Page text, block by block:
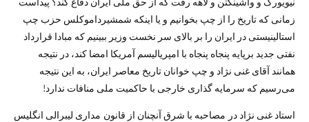
زمانی که تاریخ را از چپ بخوانیم و یا اینکه شمشیرداموکلس حزب چپ
استالینیستی در ایران را بر بالای سر نخست وزیر ببینیم که مبادا قرارداد
نفتی جدید برپایه پنجاه پنجاه با امپریالیسم آمریکا امضا کند، در نتیجه
همانند آقای غنی ­نژاد و چپ خوانان تاریخ معاصر ایران، به این نتیجه
می‌رسیم که سرمایه گذاری خارجی با حاکمیت ملی منافات ندارد!
استاد غنی ­نژاد در مصاحبه با شرق آن­چنان از قانون مداری لیبرالی انگلیس